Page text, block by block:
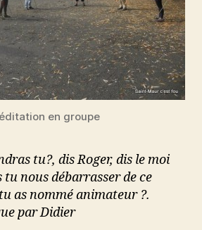
en groupe
tu?, dis Roger, dis le moi
nous débarrasser de ce
as nommé animateur ?.
par Didier